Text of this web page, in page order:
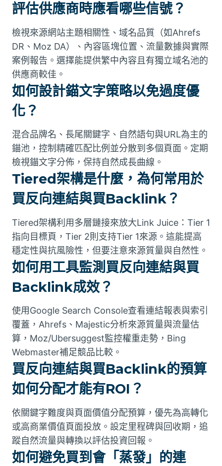
評估供應商時應看哪些信號？
檢視來源網站主題相關性、域名品質（如Ahrefs
DR、Moz DA）、內容區塊位置、流量數據與實際
案例報告。選擇能提供繁中內容且有獨立域名池的
供應商較佳。
如何設計錨文字策略以免過度優
化？
混合品牌名、長尾關鍵字、自然語句與URL為主的
錨池，控制精確匹配比例並分散到多個頁面。定期
檢視錨文字分佈，保持自然成長曲線。
Tiered架構是什麼，為何常用於
買反向連結與買Backlink？
Tiered架構利用多層鏈接來放大Link Juice：Tier 1
指向目標頁，Tier 2則支持Tier 1來源。這能提高
穩定性與抗風險性，但要注意來源質量與自然性。
如何用工具監測買反向連結與買
Backlink成效？
使用Google Search Console查看連結報表與索引
覆蓋，Ahrefs、Majestic分析來源質量與流量估
算，Moz/Ubersuggest監控權重走勢，Bing
Webmaster補足競品比較。
買反向連結與買Backlink的預算
如何分配才能有ROI？
依關鍵字難度與頁面價值分配預算，優先為高轉化
或高商業價值頁面投放。設定里程碑與回收期，追
蹤自然流量與轉換以評估投資回報。
如何避免買到會「蒸發」的連